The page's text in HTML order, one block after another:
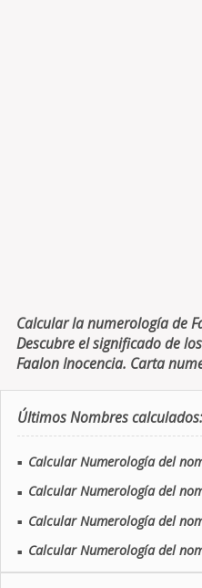
Calcular la numerología de
Descubre el significado de
Faalon Inocencia. Carta
Últimos Nombres calculados:
■ Calcular Numerología del
■ Calcular Numerología del
■ Calcular Numerología del
■ Calcular Numerología del